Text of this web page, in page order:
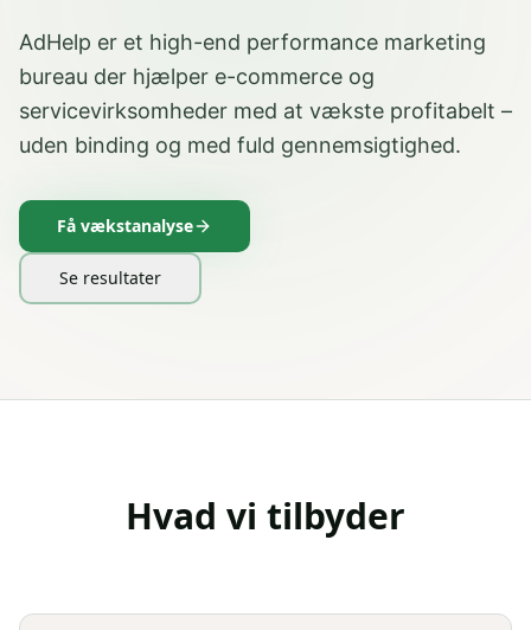
AdHelp er et high-end performance marketing
bureau der hjælper e-commerce og
servicevirksomheder med at vækste profitabelt –
uden binding og med fuld gennemsigtighed.
Få vækstanalyse
Se resultater
Hvad vi tilbyder